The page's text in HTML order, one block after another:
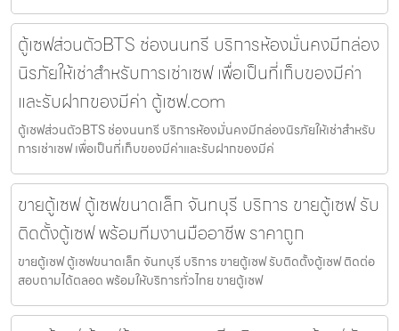
ตู้เซฟส่วนตัวBTS ช่องนนทรี บริการห้องมั่นคงมีกล่อง
นิรภัยให้เช่าสำหรับการเช่าเซฟ เพื่อเป็นที่เก็บของมีค่า
และรับฝากของมีค่า ตู้เซฟ.com
ตู้เซฟส่วนตัวBTS ช่องนนทรี บริการห้องมั่นคงมีกล่องนิรภัยให้เช่าสำหรับ
การเช่าเซฟ เพื่อเป็นที่เก็บของมีค่าและรับฝากของมีค่
ขายตู้เซฟ ตู้เซฟขนาดเล็ก จันทบุรี บริการ ขายตู้เซฟ รับ
ติดตั้งตู้เซฟ พร้อมทีมงานมืออาชีพ ราคาถูก
ขายตู้เซฟ ตู้เซฟขนาดเล็ก จันทบุรี บริการ ขายตู้เซฟ รับติดตั้งตู้เซฟ ติดต่อ
สอบถามได้ตลอด พร้อมให้บริการทั่วไทย ขายตู้เซฟ